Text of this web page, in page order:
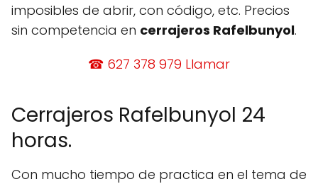
imposibles de abrir, con código, etc. Precios
sin competencia en cerrajeros Rafelbunyol.
☎ 627 378 979 Llamar
Cerrajeros Rafelbunyol 24
horas.
Con mucho tiempo de practica en el tema de